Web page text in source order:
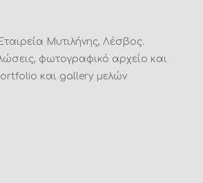
Μυτιλήνης, Λέσβος.
φωτογραφικό αρχείο και
και gallery μελών